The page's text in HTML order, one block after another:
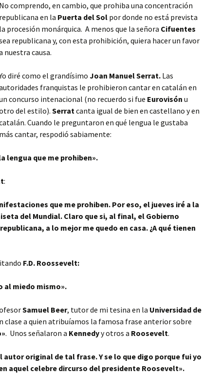
No comprendo, en cambio, que prohiba una concentración
republicana en la Puerta del Sol por donde no está prevista
la procesión monárquica. A menos que la señora Cifuentes
republicana y, con esta prohibición, quiera hacer un favor
nuestra causa.
diré como el grandísimo Joan Manuel Serrat. Las
franquistas le prohibieron cantar en catalán en
concurso intenacional (no recuerdo si fue Eurovisón u
del estilo).Serratcanta igual de bien en castellano y en
Cuando le preguntaron en qué lengua le gustaba
más cantar, respodió sabiamente:
lengua que me prohiben».
:
que me prohiben. Por eso, el jueves iré a la
del Mundial. Claro que si, al final, el Gobierno
a lo mejor me quedo en casa. ¿A qué tienen
F.D. Roossevelt:
al miedo mismo».
Samuel Beer, tutor de mi tesina en la Universidad de
clase a quien atribuíamos la famosa frase anterior sobre
. Unos señalaron a Kennedyy otros a Roosevelt.
autor original de tal frase. Y se lo que digo porque fui yo
aquel celebre dircurso del presidente Roosevelt».